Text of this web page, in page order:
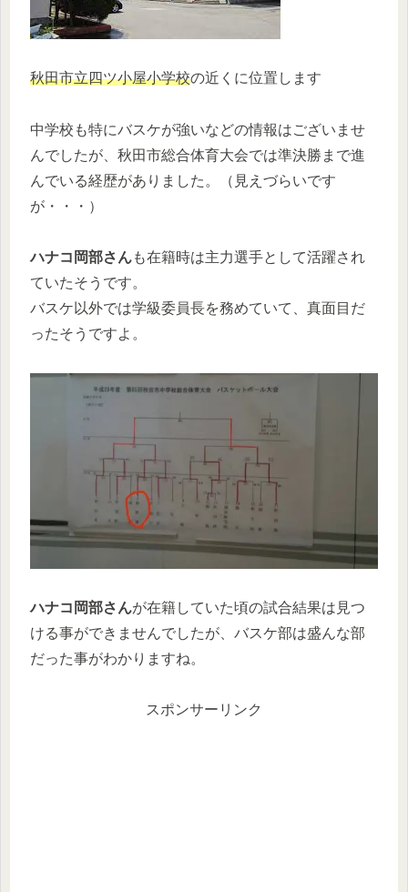
秋田市立四ツ小屋小学校の近くに位置します
中学校も特にバスケが強いなどの情報はございませ
んでしたが、秋田市総合体育大会では準決勝まで進
んでいる経歴がありました。（見えづらいです
が・・・）
ハナコ岡部さんも在籍時は主力選手として活躍され
ていたそうです。
バスケ以外では学級委員長を務めていて、真面目だ
ったそうですよ。
ハナコ岡部さんが在籍していた頃の試合結果は見つ
ける事ができませんでしたが、バスケ部は盛んな部
だった事がわかりますね。
スポンサーリンク